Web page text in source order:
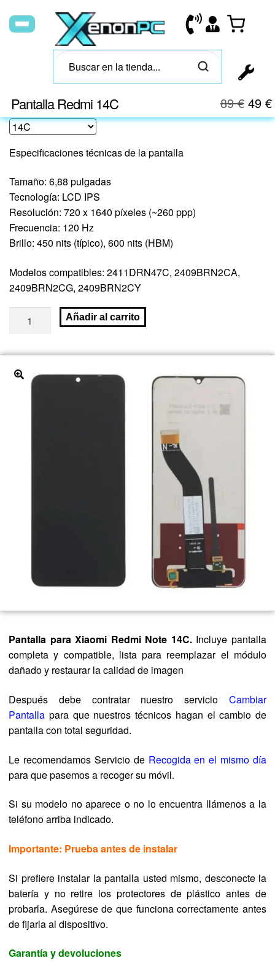
Pantalla Redmi 14C 89€ 49 €
Especificaciones técnicas de la pantalla
Tamaño: 6,88 pulgadas
Tecnología: LCD IPS
Resolución: 720 x 1640 píxeles (~260 ppp)
Frecuencia: 120 Hz
Brillo: 450 nits (típico), 600 nits (HBM)
Modelos compatibles: 2411DRN47C, 2409BRN2CA,
2409BRN2CG, 2409BRN2CY
Añadir al carrito
Pantalla para Xiaomi Redmi Note 14C.Incluye pantalla
completa y compatible, lista para reemplazar el módulo
dañado y restaurar la calidad de imagen
Después debe contratar nuestro servicio Cambiar
Pantalla para que nuestros técnicos hagan el cambio de
pantalla con total seguridad.
Le recomendamos Servicio de Recogida en el mismo día
para que pasemos a recoger su móvil.
Si su modelo no aparece o no lo encuentra llámenos a la
teléfono arriba indicado.
Importante: Prueba antes de instalar
Si prefiere instalar la pantalla usted mismo, desconecte la
batería y no retire los protectores de plástico antes de
probarla. Asegúrese de que funciona correctamente antes
de fijarla al dispositivo.
Garantía y devoluciones